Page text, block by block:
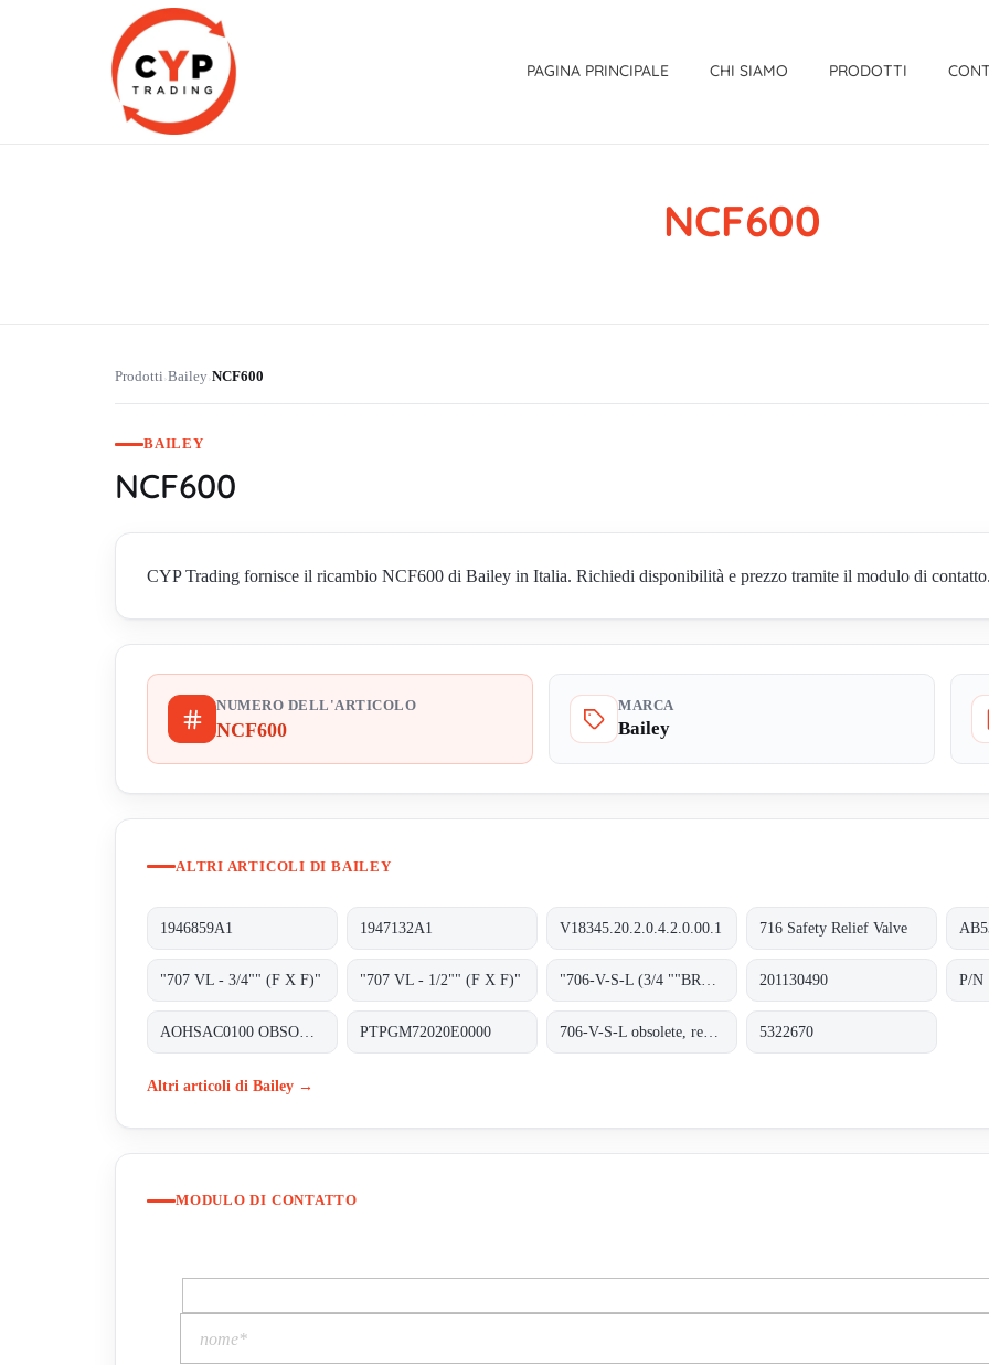
PAGINA PRINCIPALE CHI SIAMO PRODOTTI
NCF600
Prodotti›Bailey›NCF600
BAILEY
NCF600
CYP Trading fornisce il ricambio NCF600 di Bailey in Italia. Richiedi disponibilità e prezzo tramite il modulo di contatto.
NUMERO DELL'ARTICOLO
NCF600
MARCA
Bailey
ALTRI ARTICOLI DI BAILEY
1946859A1 1947132A1 V18345.20.2.0.4.2.0.00.1 716 Safety Relief Valve
"707 VL - 3/4"" (F X F)" "707 VL - 1/2"" (F X F)" 201130490
PTPGM72020E0000 5322670
Altri articoli di Bailey →
MODULO DI CONTATTO